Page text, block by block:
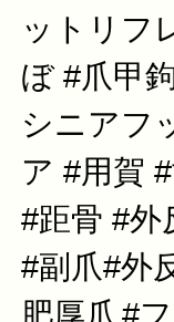
ットリフ
ぼ #爪甲
シニアフ
ア #用賀
#距骨 #外
#副爪#外
肥厚爪 #